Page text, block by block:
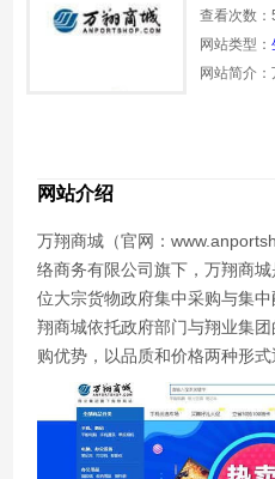
查看次数
网站类型：
网站简介
网站介绍
万翔商城（官网：
络商务有限公司旗下，万翔商
位大宗货物政府集中采购与集
翔商城依托政府部门与翔业集
购优势，以品质和价格两种形式